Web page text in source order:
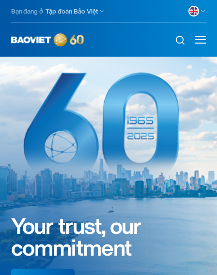
content
Bạn đang ở Tập đoàn Bảo Việt
Your trust, our
commitment